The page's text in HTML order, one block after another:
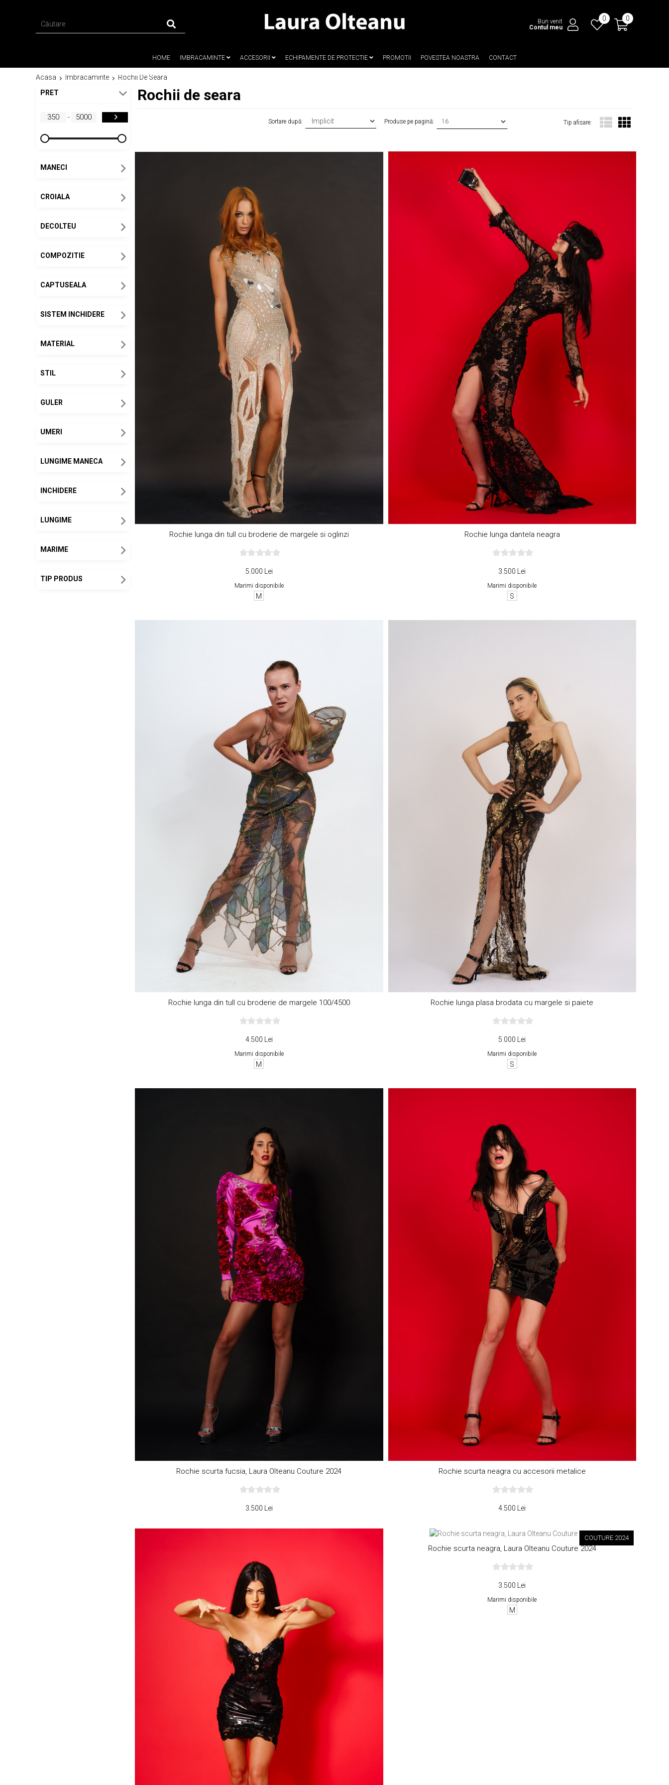
Bun venit
Contul meu
0 0
HOME IMBRACAMINTE ACCESORII ECHIPAMENTE DE PROTECTIE PROMOTII POVESTEA NOASTRA CONTACT
Acasa Imbracaminte
Rochii De Seara
PRET
-
MANECI
CROIALA
DECOLTEU
COMPOZITIE
CAPTUSEALA
SISTEM INCHIDERE
MATERIAL
STIL
GULER
UMERI
LUNGIME MANECA
INCHIDERE
LUNGIME
MARIME
TIP PRODUS
Rochii de seara
Sortare după: Produse pe pagină: Tip afisare:
Rochie lunga din tull cu broderie de margele si oglinzi
5.000 Lei
Marimi disponibile
M
Rochie lunga dantela neagra
3.500 Lei
Marimi disponibile
S
Rochie lunga din tull cu broderie de margele 100/4500
4.500 Lei
Marimi disponibile
M
Rochie lunga plasa brodata cu margele si paiete
5.000 Lei
Marimi disponibile
S
Rochie scurta fucsia, Laura Olteanu Couture 2024
3.500 Lei
Rochie scurta neagra cu accesorii metalice
4.500 Lei
COUTURE 2024
Rochie scurta neagra, Laura Olteanu Couture 2024
3.500 Lei
Marimi disponibile
M